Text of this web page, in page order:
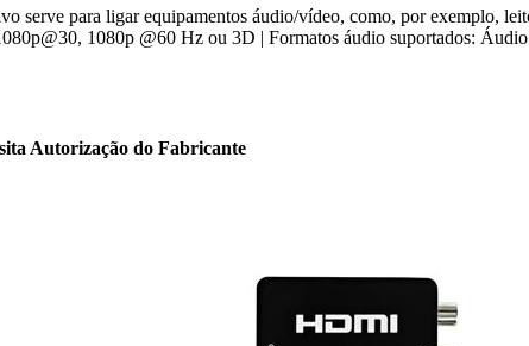
para ligar equipamentos áudio/vídeo, como, por exemplo,
1080p @60 Hz ou 3D | Formatos áudio suportados:
Autorização do Fabricante